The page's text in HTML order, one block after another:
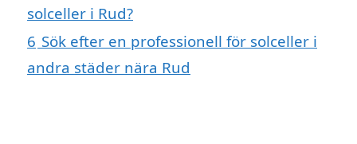
solceller i Rud?
6 Sök efter en professionell för solceller i
andra städer nära Rud